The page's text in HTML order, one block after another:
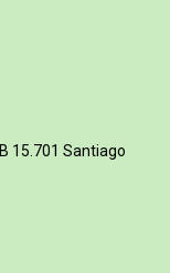
15.701 Santiago